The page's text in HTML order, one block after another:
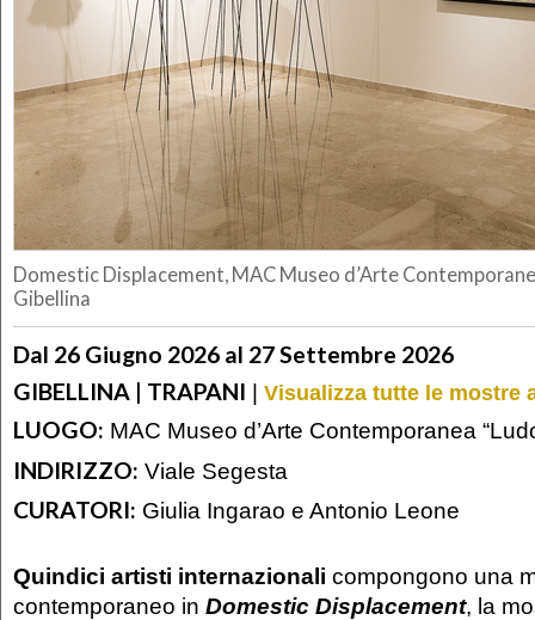
Domestic Displacement, MAC Museo d’Arte
Gibellina
Dal 26 Giugno 2026 al 27 Settembre 2026
GIBELLINA | TRAPANI | Visualizza tutte le mostre
LUOGO: MAC Museo d’Arte Contemporanea
INDIRIZZO: Viale Segesta
CURATORI: Giulia Ingarao e Antonio Leone
Quindici artisti internazionali compongono una
contemporaneo in Domestic Displacement, la